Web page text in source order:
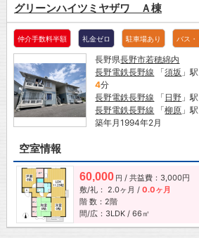
グリーンハイツミヤザワ Ａ棟
仲介手数料半額 礼金ゼロ 駐車場あり バス
長野県長野市若穂綿内
長野電鉄長野線 「須坂 」
4分
長野電鉄長野線 「 日野 」
長野電鉄長野線 「柳原 」
築年月1994年2月
空室情報
60,000 円 / 共益費：3,000円
敷/礼： 2.0ヶ月 / 0.0ヶ月
階 数：2階
間/広：3LDK / 66㎡